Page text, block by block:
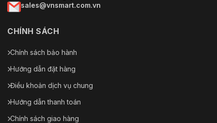
sales@vnsmart.com.vn
CHÍNH SÁCH
Chính sách bảo hành
Hướng dẫn đặt hàng
Điều khoản dịch vụ chung
Hướng dẫn thanh toán
Chính sách giao hàng